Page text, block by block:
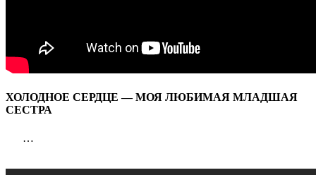
ХОЛОДНОЕ СЕРДЦЕ — МОЯ ЛЮБИМАЯ МЛАДШАЯ
СЕСТРА
…